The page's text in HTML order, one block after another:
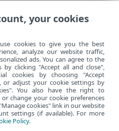
ESET Smart Security
>
your cookies
cookies to give you the best
analyze our website traffic,
ads. You can agree to the
by clicking "Accept all and close",
cookies by choosing "Accept
or adjust your cookie settings by
You also have the right to
change your cookie preferences
cookies" link in our website
settings (if available). For more
Policy.